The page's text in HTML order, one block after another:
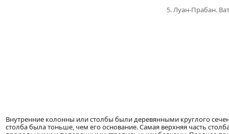
5. Луан-Прабан.
Внутренние колонны или столбы были деревянными круглого
столба была тоньше, чем его основание. Самая верхняя часть